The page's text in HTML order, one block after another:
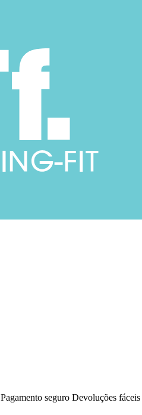
Pagamento seguro Devoluções fáceis